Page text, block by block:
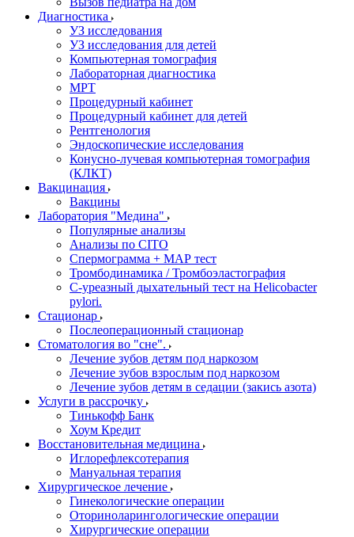
Диагностика
УЗ исследования
УЗ исследования для детей
Компьютерная томография
Лабораторная диагностика
МРТ
Процедурный кабинет
Процедурный кабинет для детей
Рентгенология
Эндоскопические исследования
Конусно-лучевая компьютерная томография
(КЛКТ)
Вакцинация
Вакцины
Лаборатория "Медина"
Популярные анализы
Анализы по CITO
Спермограмма + МАР тест
Тромбодинамика / Тромбоэластография
С-уреазный дыхательный тест на Helicobacter
pylori.
Стационар
Послеоперационный стационар
Стоматология во "сне".
Лечение зубов детям под наркозом
Лечение зубов взрослым под наркозом
Лечение зубов детям в седации (закись азота)
Услуги в рассрочку
Тинькофф Банк
Хоум Кредит
Восстановительная медицина
Иглорефлексотерапия
Мануальная терапия
Хирургическое лечение
Гинекологические операции
Оториноларингологические операции
Хирургические операции